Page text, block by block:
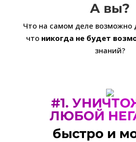
А вы?
Что на самом деле возможно
что никогда не будет
знаний?
#1.
ЛЮБОЙ
быстро и